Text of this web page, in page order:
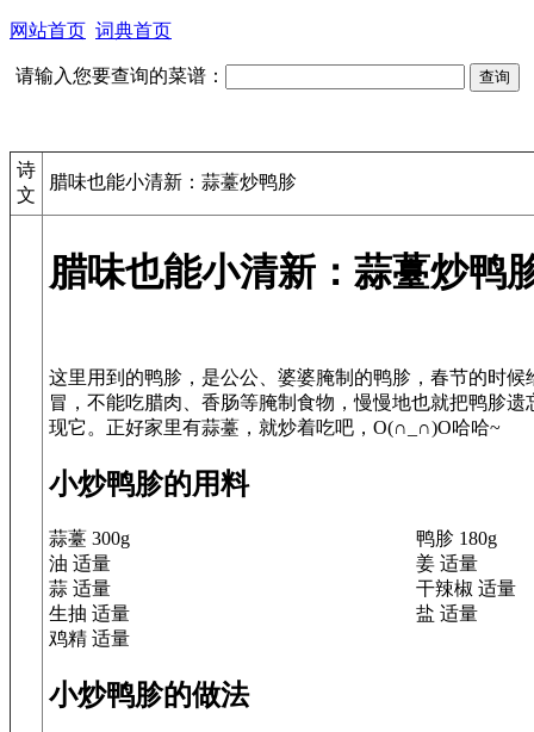
网站首页 词典首页
请输入您要查询的菜谱：
诗
文
腊味也能小清新：蒜薹炒鸭胗
腊味也能小清新：蒜薹炒鸭
这里用到的鸭胗，是公公、婆婆腌制的鸭胗，春节的时
冒，不能吃腊肉、香肠等腌制食物，慢慢地也就把鸭胗
小炒鸭胗的用料
蒜薹 300g
鸭胗 180g
油 适量
姜 适量
蒜 适量
干辣椒 适量
生抽 适量
盐 适量
鸡精 适量
小炒鸭胗的做法